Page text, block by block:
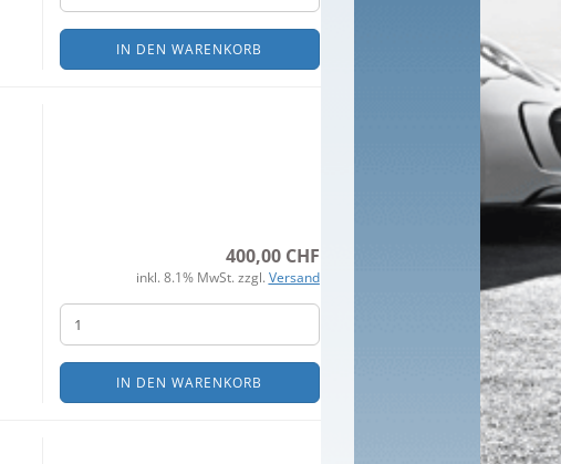
IN DEN WARENKORB
400,00 CHF
inkl. 8.1% MwSt. zzgl. Versand
IN DEN WARENKORB